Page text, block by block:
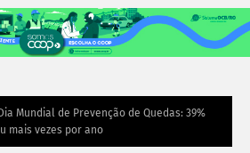
Dia Mundial de Prevenção de Quedas: 39%
mais vezes por ano